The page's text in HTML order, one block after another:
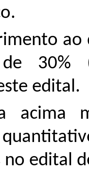
ao
30%
edital.
acima
no edital